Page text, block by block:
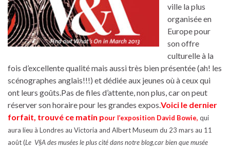
ville la plus
organisée en
Europe pour
son offre
culturelle à la
fois d’excellente qualité mais aussi très bien présentée (ah! les
scénographes anglais!!!) et dédiée aux jeunes où à ceux qui
ont leurs goûts.Pas de files d’attente, non plus, car on peut
réserver son horaire pour les grandes expos.Voici le dernier
forfait, trouvé ce matin pour l’exposition David Bowie, qui
aura lieu à Londres au Victoria and Albert Museum du 23 mars au 11
août (Le V§A des musées le plus cité dans notre blog,car bien que musée